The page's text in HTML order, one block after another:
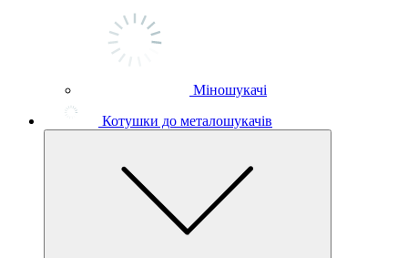
Міношукачі
Котушки до металошукачів